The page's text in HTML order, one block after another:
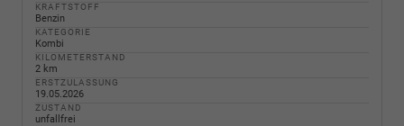
KRAFTSTOFF
Benzin
KATEGORIE
Kombi
KILOMETERSTAND
2 km
ERSTZULASSUNG
19.05.2026
ZUSTAND
unfallfrei